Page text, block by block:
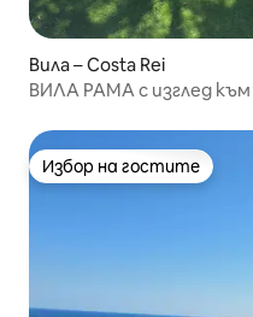
Вила – Costa Rei
ВИЛА РАМА с изглед към
Избор на гостите
Избор на гостите